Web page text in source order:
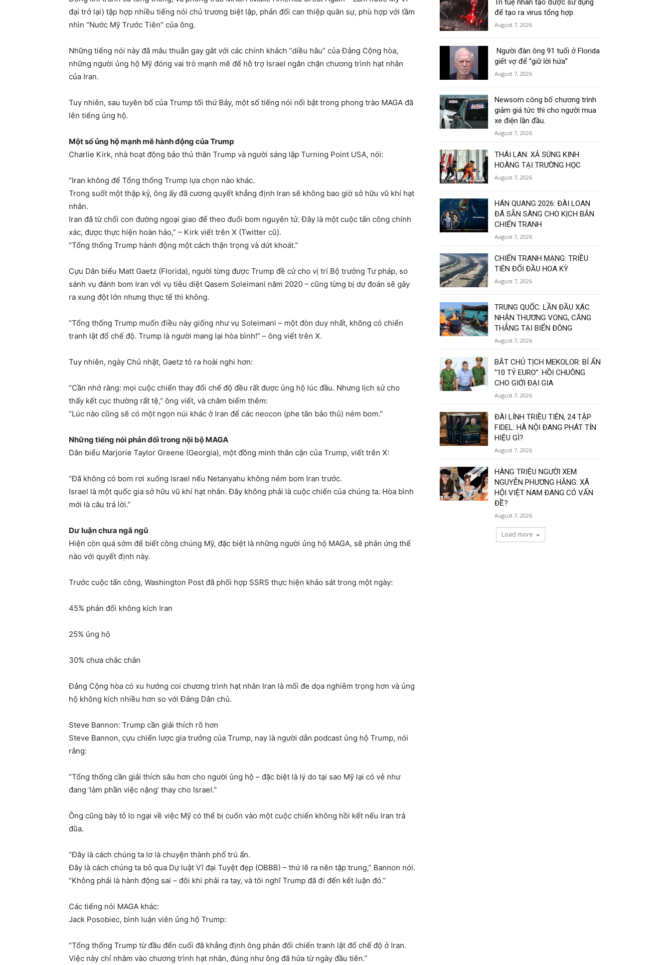
đại trở lại) tập hợp nhiều tiếng nói chủ trương biệt lập, phản đối can thiệp quân sự, phù hợp với tầm
nhìn “Nước Mỹ Trước Tiên” của ông.
Những tiếng nói này đã mâu thuẫn gay gắt với các chính khách “diều hâu” của Đảng Cộng hòa,
những người ủng hộ Mỹ đóng vai trò mạnh mẽ để hỗ trợ Israel ngăn chặn chương trình hạt nhân
của Iran.
Tuy nhiên, sau tuyên bố của Trump tối thứ Bảy, một số tiếng nói nổi bật trong phong trào MAGA đã
lên tiếng ủng hộ.
Một số ủng hộ mạnh mẽ hành động của Trump
Charlie Kirk, nhà hoạt động bảo thủ thân Trump và người sáng lập Turning Point USA, nói:
“Iran không để Tổng thống Trump lựa chọn nào khác.
Trong suốt một thập kỷ, ông ấy đã cương quyết khẳng định Iran sẽ không bao giờ sở hữu vũ khí hạt
nhân.
Iran đã từ chối con đường ngoại giao để theo đuổi bom nguyên tử. Đây là một cuộc tấn công chính
xác, được thực hiện hoàn hảo,” – Kirk viết trên X (Twitter cũ).
“Tổng thống Trump hành động một cách thận trọng và dứt khoát.”
Cựu Dân biểu Matt Gaetz (Florida), người từng được Trump đề cử cho vị trí Bộ trưởng Tư pháp, so
sánh vụ đánh bom Iran với vụ tiêu diệt Qasem Soleimani năm 2020 – cũng từng bị dự đoán sẽ gây
ra xung đột lớn nhưng thực tế thì không.
“Tổng thống Trump muốn điều này giống như vụ Soleimani – một đòn duy nhất, không có chiến
tranh lật đổ chế độ. Trump là người mang lại hòa bình!” – ông viết trên X.
Tuy nhiên, ngày Chủ nhật, Gaetz tỏ ra hoài nghi hơn:
“Cần nhớ rằng: mọi cuộc chiến thay đổi chế độ đều rất được ủng hộ lúc đầu. Nhưng lịch sử cho
thấy kết cục thường rất tệ,” ông viết, và châm biếm thêm:
“Lúc nào cũng sẽ có một ngọn núi khác ở Iran để các neocon (phe tân bảo thủ) ném bom.”
Những tiếng nói phản đối trong nội bộ MAGA
Dân biểu Marjorie Taylor Greene (Georgia), một đồng minh thân cận của Trump, viết trên X:
“Đã không có bom rơi xuống Israel nếu Netanyahu không ném bom Iran trước.
Israel là một quốc gia sở hữu vũ khí hạt nhân. Đây không phải là cuộc chiến của chúng ta. Hòa bình
mới là câu trả lời.”
Dư luận chưa ngã ngũ
Hiện còn quá sớm để biết công chúng Mỹ, đặc biệt là những người ủng hộ MAGA, sẽ phản ứng thế
nào với quyết định này.
Trước cuộc tấn công, Washington Post đã phối hợp SSRS thực hiện khảo sát trong một ngày:
45% phản đối không kích Iran
25% ủng hộ
30% chưa chắc chắn
Đảng Cộng hòa có xu hướng coi chương trình hạt nhân Iran là mối đe dọa nghiêm trọng hơn và ủng
hộ không kích nhiều hơn so với Đảng Dân chủ.
Steve Bannon: Trump cần giải thích rõ hơn
Steve Bannon, cựu chiến lược gia trưởng của Trump, nay là người dẫn podcast ủng hộ Trump, nói
rằng:
“Tổng thống cần giải thích sâu hơn cho người ủng hộ – đặc biệt là lý do tại sao Mỹ lại có vẻ như
đang ‘làm phần việc nặng’ thay cho Israel.”
Ông cũng bày tỏ lo ngại về việc Mỹ có thể bị cuốn vào một cuộc chiến không hồi kết nếu Iran trả
đũa.
“Đây là cách chúng ta lơ là chuyện thành phố trú ẩn.
Đây là cách chúng ta bỏ qua Dự luật Vĩ đại Tuyệt đẹp (OBBB) – thứ lẽ ra nên tập trung,” Bannon nói.
“Không phải là hành động sai – đôi khi phải ra tay, và tôi nghĩ Trump đã đi đến kết luận đó.”
Các tiếng nói MAGA khác:
Jack Posobiec, bình luận viên ủng hộ Trump:
“Tổng thống Trump từ đầu đến cuối đã khẳng định ông phản đối chiến tranh lật đổ chế độ ở Iran.
Việc này chỉ nhằm vào chương trình hạt nhân, đúng như ông đã hứa từ ngày đầu tiên.”
Trí tuệ nhân tạo được sử dụng
để tạo ra virus tổng hợp.
August 7, 2026
Người đàn ông 91 tuổi ở Florida
giết vợ để “giữ lời hứa”
August 7, 2026
Newsom công bố chương trình
giảm giá tức thì cho người mua
xe điện lần đầu.
August 7, 2026
THÁI LAN: XẢ SÚNG KINH
HOÀNG TẠI TRƯỜNG HỌC
August 7, 2026
HÁN QUANG 2026: ĐÀI LOAN
ĐÃ SẴN SÀNG CHO KỊCH BẢN
CHIẾN TRANH
August 7, 2026
CHIẾN TRANH MẠNG: TRIỀU
TIÊN ĐỐI ĐẦU HOA KỲ
August 7, 2026
TRUNG QUỐC: LẦN ĐẦU XÁC
NHẬN THƯƠNG VONG, CĂNG
THẲNG TẠI BIỂN ĐÔNG
August 7, 2026
BẮT CHỦ TỊCH MEKOLOR: BÍ ẨN
“10 TỶ EURO”. HỒI CHUÔNG
CHO GIỚI ĐẠI GIA
August 7, 2026
ĐÀI LÍNH TRIỀU TIÊN, 24 TẬP
FIDEL: HÀ NỘI ĐANG PHÁT TÍN
HIỆU GÌ?
August 7, 2026
HÀNG TRIỆU NGƯỜI XEM
NGUYỄN PHƯƠNG HẰNG: XÃ
HỘI VIỆT NAM ĐANG CÓ VẤN
ĐỀ?
August 7, 2026
Load more